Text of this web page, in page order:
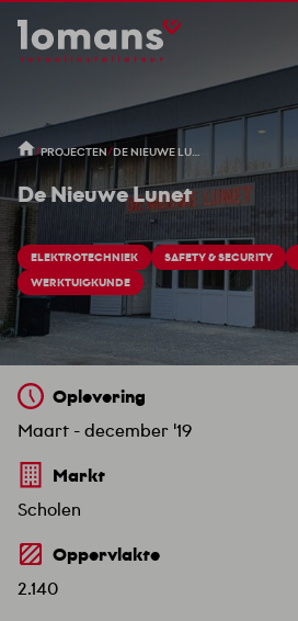
/PROJECTEN/ DE NIEUWE LUNET
De Nieuwe Lunet
ELEKTROTECHNIEK SAFETY & SECURITY
WERKTUIGKUNDE
Oplevering
Maart - december '19
Markt
Scholen
Oppervlakte
2.140